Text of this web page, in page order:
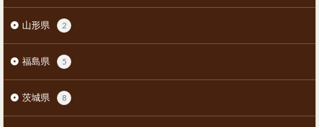
山形県 2
福島県 5
茨城県 8